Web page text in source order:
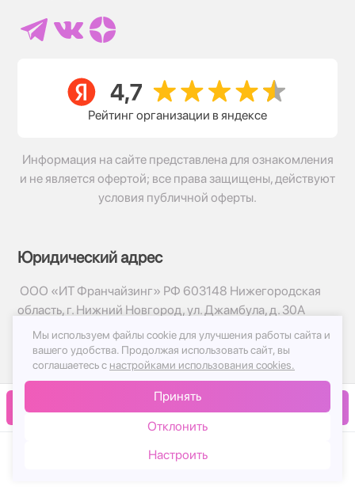
В корзину
Рейтинг организации в яндексе
Информация на сайте представлена для ознакомления
и не является офертой; все права защищены, действуют
условия публичной оферты.
Юридический адрес
ООО «ИТ Франчайзинг» РФ 603148 Нижегородская
область, г. Нижний Новгород, ул. Джамбула, д. 30А
© 2017-2026г, База Цветов 24.ру
Политика конфиденциальности
Публичная оферта
Мы используем файлы cookie для улучшения работы сайта и
вашего удобства. Продолжая использовать сайт, вы
соглашаетесь с настройками использования cookies.
Принять
Отклонить
Настроить